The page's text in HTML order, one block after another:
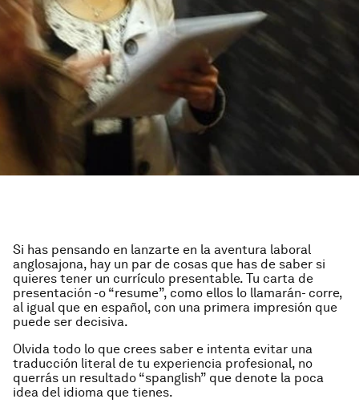
Si has pensando en lanzarte en la aventura laboral
anglosajona, hay un par de cosas que has de saber si
quieres tener un currículo presentable. Tu carta de
presentación -o “resume”, como ellos lo llamarán- corre,
al igual que en español, con una primera impresión que
puede ser decisiva.
Olvida todo lo que crees saber e intenta evitar una
traducción literal de tu experiencia profesional, no
querrás un resultado “spanglish” que denote la poca
idea del idioma que tienes.